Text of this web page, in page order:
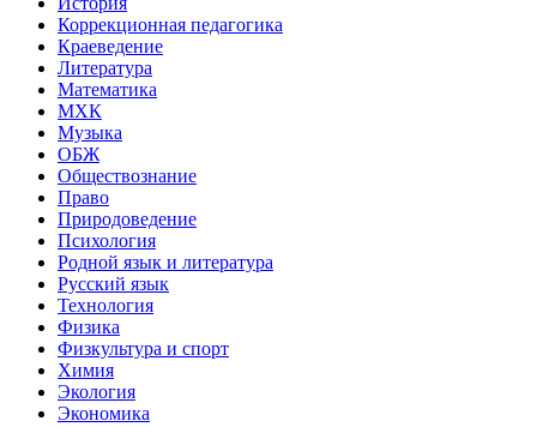
Коррекционная педагогика
Краеведение
Литература
Математика
МХК
Музыка
ОБЖ
Обществознание
Право
Природоведение
Психология
Родной язык и литература
Русский язык
Технология
Физика
Физкультура и спорт
Химия
Экология
Экономика